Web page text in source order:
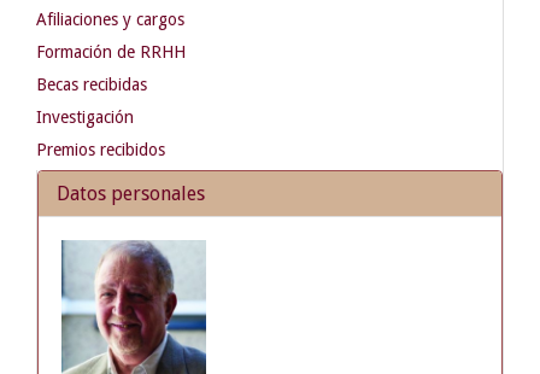
Afiliaciones y cargos
Formación de RRHH
Becas recibidas
Investigación
Premios recibidos
Datos personales